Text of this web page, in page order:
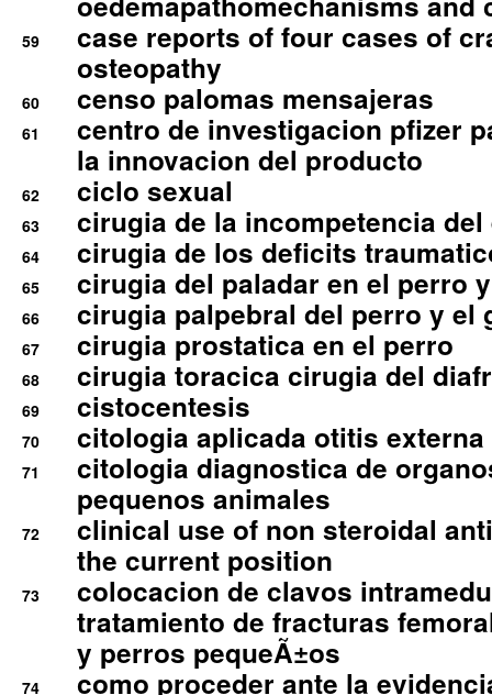
59
case reports of four cases of
osteopathy
60 censo palomas mensajeras
61
centro de investigacion pfizer
la innovacion del producto
62 ciclo sexual
63 cirugia de la incompetencia
64 cirugia de los deficits
65 cirugia del paladar en el perro
66 cirugia palpebral del perro y el
67 cirugia prostatica en el perro
68 cirugia toracica cirugia del
69 cistocentesis
70 citologia aplicada otitis externa
71
citologia diagnostica de
pequenos animales
72
clinical use of non steroidal
the current position
73
colocacion de clavos
tratamiento de fracturas
y perros pequeÃ±os
74 como proceder ante la